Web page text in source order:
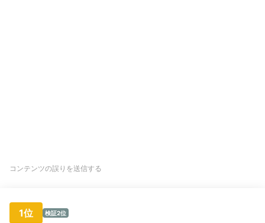
コンテンツの誤りを送信する
1位 検証2位